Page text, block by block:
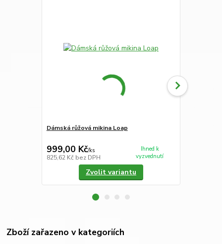
Dámská růžová mikina Loap
999,00 Kč/ks
825,62 Kč bez DPH
Ihned k
vyzvednutí
Zvolit variantu
Zboží zařazeno v kategoriích